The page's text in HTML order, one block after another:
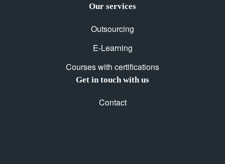
Our services
Outsourcing
E-Learning
Courses with certifications
Get in touch with us
Contact